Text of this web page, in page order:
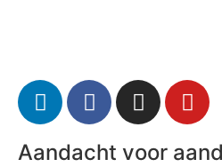
Aandacht voor